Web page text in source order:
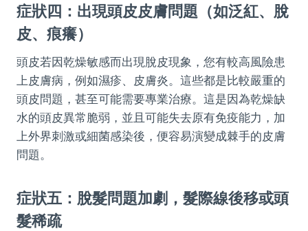
症狀四：出現頭皮皮膚問題（如泛紅、脫
皮、痕癢）
頭皮若因乾燥敏感而出現脫皮現象，您有較高風險患
上皮膚病，例如濕疹、皮膚炎。這些都是比較嚴重的
頭皮問題，甚至可能需要專業治療。這是因為乾燥缺
水的頭皮異常脆弱，並且可能失去原有免疫能力，加
上外界刺激或細菌感染後，便容易演變成棘手的皮膚
問題。
症狀五：脫髮問題加劇，髮際線後移或頭
髮稀疏